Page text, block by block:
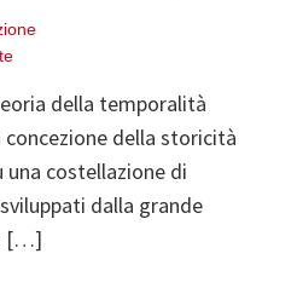
della temporalità
concezione della storicità
costellazione di
dalla grande
[…]